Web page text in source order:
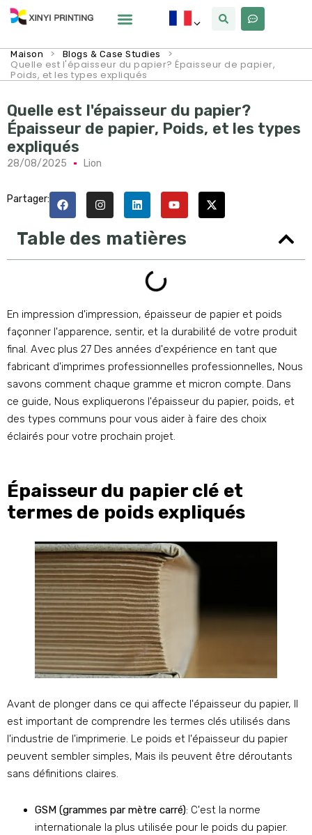
Maison > Blogs & Case Studies >
Quelle est l'épaisseur du papier? Épaisseur de papier,
Poids, et les types expliqués
Quelle est l'épaisseur du papier?
Épaisseur de papier, Poids, et les types
expliqués
28/08/2025 Lion
Partager:
Table des matières
En impression d'impression, épaisseur de papier et poids
façonner l'apparence, sentir, et la durabilité de votre produit
final. Avec plus 27 Des années d'expérience en tant que
fabricant d'imprimes professionnelles professionnelles, Nous
savons comment chaque gramme et micron compte. Dans
ce guide, Nous expliquerons l'épaisseur du papier, poids, et
des types communs pour vous aider à faire des choix
éclairés pour votre prochain projet.
Épaisseur du papier clé et
termes de poids expliqués
Avant de plonger dans ce qui affecte l'épaisseur du papier, Il
est important de comprendre les termes clés utilisés dans
l'industrie de l'imprimerie. Le poids et l'épaisseur du papier
peuvent sembler simples, Mais ils peuvent être déroutants
sans définitions claires.
GSM (grammes par mètre carré): C'est la norme
internationale la plus utilisée pour le poids du papier.